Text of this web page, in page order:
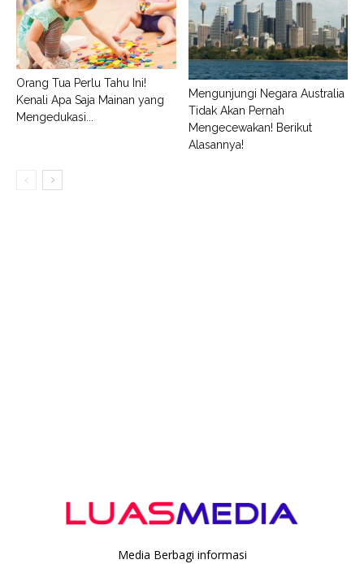
Orang Tua Perlu Tahu Ini!
Kenali Apa Saja Mainan yang
Mengedukasi...
Mengunjungi Negara Australia
Tidak Akan Pernah
Mengecewakan! Berikut
Alasannya!
Media Berbagi informasi